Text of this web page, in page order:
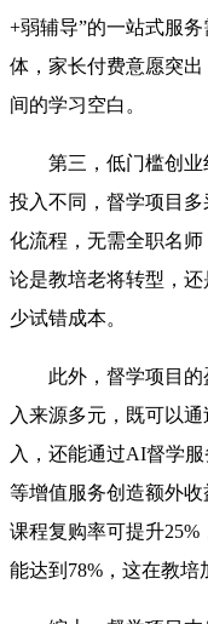
+弱辅导”的一站式服
体，家长付费意愿突
间的学习空白。
第三，低门槛创业
投入不同，督学项目
化流程，无需全职名
论是教培老将转型，
少试错成本。
此外，督学项目的
入来源多元，既可以
入，还能通过AI督学
等增值服务创造额外
课程复购率可提升
能达到78%，这在教培